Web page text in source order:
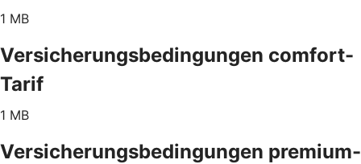
1 MB
Versicherungsbedingungen comfort-
Tarif
1 MB
Versicherungsbedingungen premium-